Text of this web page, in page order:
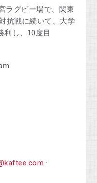
ラグビー場で、関東
抗戦に続いて、大学
利し、10度目
·